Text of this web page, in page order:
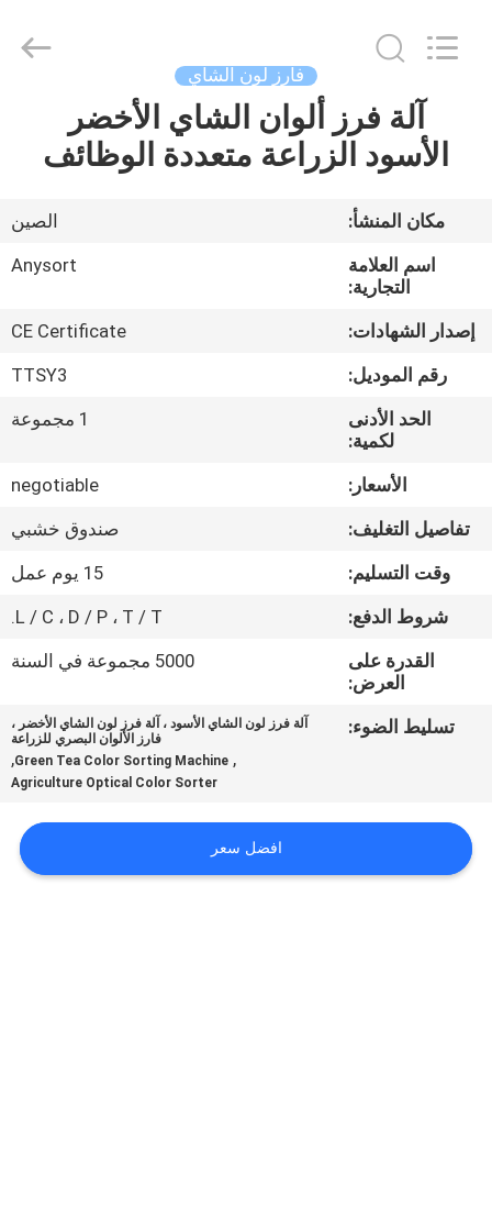
الصفحة
الرئيسية
منتجات
معلومات
عنا
جولة
المعمل
مراقبة
الجودة
اتصل
اطلب
اقتباس
Technology
فارز لون الشاي
آلة فرز ألوان الشاي الأخضر
الأسود الزراعة متعددة الوظائف
مكان المنشأ:
الصين
اسم العلامة
التجارية:
Anysort
إصدار الشهادات:
CE Certificate
رقم الموديل:
TTSY3
الحد الأدنى
لكمية:
1 مجموعة
الأسعار:
negotiable
تفاصيل التغليف:
صندوق خشبي
وقت التسليم:
15 يوم عمل
شروط الدفع:
L / C ، D / P ، T / T.
القدرة على
العرض:
5000 مجموعة في السنة
تسليط الضوء:
آلة فرز لون الشاي الأسود ، آلة فرز لون الشاي الأخضر ،
فارز الألوان البصري للزراعة
,
Green Tea Color Sorting Machine
,
Agriculture Optical Color Sorter
افضل سعر